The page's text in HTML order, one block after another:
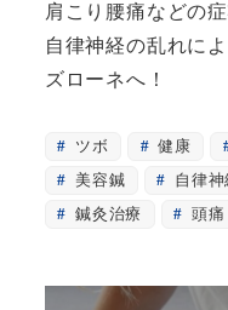
肩こり腰痛などの
自律神経の乱れに
ズローネへ！
ツボ 健康
美容鍼
自律神
鍼灸治療
頭痛